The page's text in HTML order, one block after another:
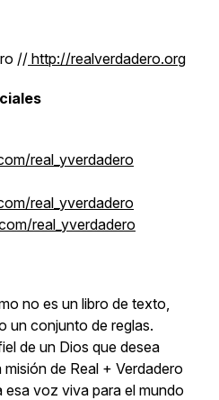
// http://realverdadero.org
real_yverdadero
real_yverdadero
real_yverdadero
no es un libro de texto,
un conjunto de reglas.
de un Dios que desea
de Real + Verdadero
esa voz viva para el mundo